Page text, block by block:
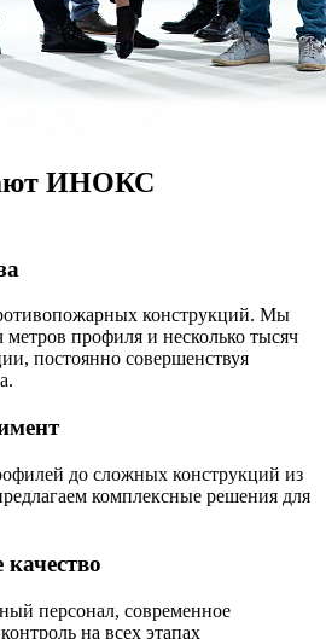
ИНОКС
конструкций. Мы
метров профиля и несколько тысяч
постоянно совершенствуя
до сложных конструкций из
комплексные решения для
персонал, современное
на всех этапах